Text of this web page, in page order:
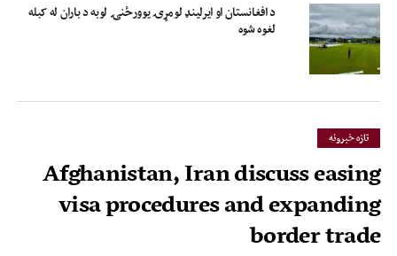
د افغانستان او ایرلینډ لومړۍ یوورځنۍ لوبه د باران له کبله
لغوه شوه
تازه خبرونه
Afghanistan, Iran discuss easing
visa procedures and expanding
border trade